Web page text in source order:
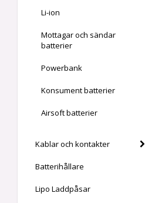
Li-ion
Mottagar och sändar
batterier
Powerbank
Konsument batterier
Airsoft batterier
Kablar och kontakter
Batterihållare
Lipo Laddpåsar